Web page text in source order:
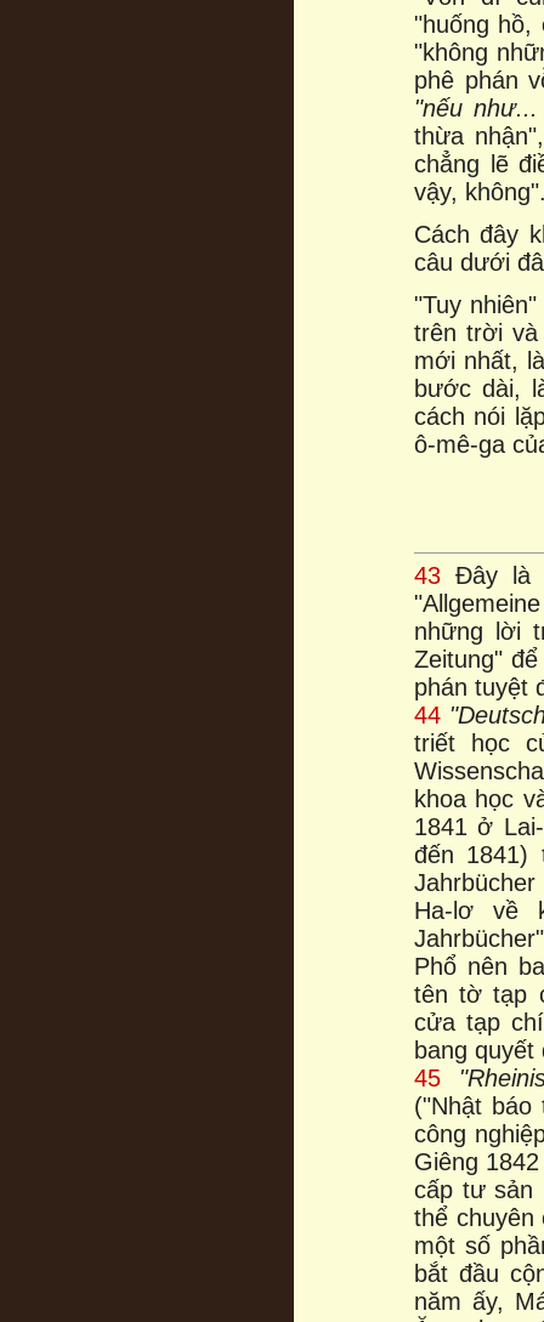
"huống hồ,
"không
phê phán
"nếu như...
thừa
chẳng lẽ
vậy,
Cách đây
câu dưới
"Tuy
trên trời
mới nhất,
bước dài,
cách nói
ô-mê-ga
43 Đây là
những lời
Zeitung"
phán tuyệt
44
triết học
khoa học
1841 ở
đến 1841)
Ha-lơ về
Phổ nên
tên tờ tạp
cửa tạp
bang
45
("Nhật
công
Giêng
cấp tư sản
thể
một số
bắt đầu
năm ấy,